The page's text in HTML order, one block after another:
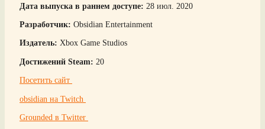
Дата выпуска в раннем доступе: 28 июл. 2020
Разработчик: Obsidian Entertainment
Издатель: Xbox Game Studios
Достижений Steam: 20
Посетить сайт
obsidian на Twitch
Grounded в Twitter